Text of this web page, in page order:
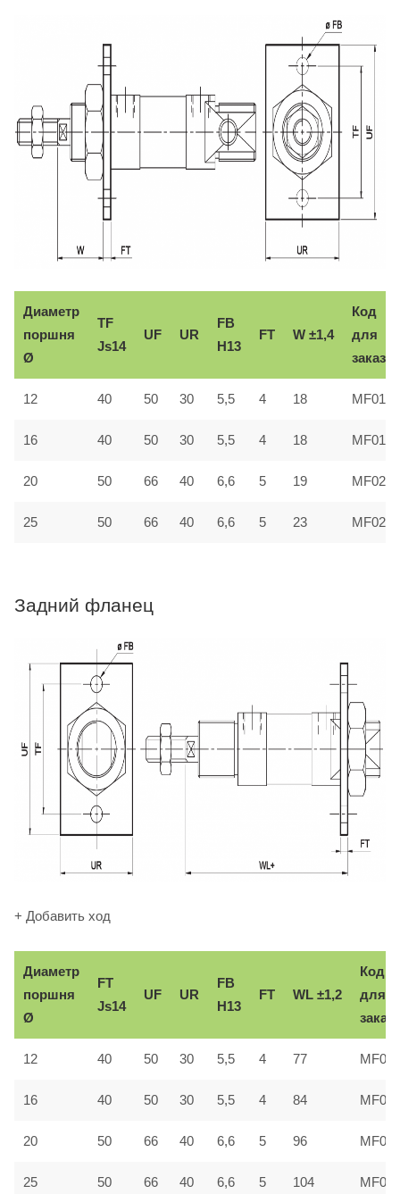
Диаметр
поршня
Ø
TF
Js14
UF UR
FB
H13
FT W ±1,4
Код
для
заказа
12 40 50 30 5,5 4 18 MF016
16 40 50 30 5,5 4 18 MF016
20 50 66 40 6,6 5 19 MF022
25 50 66 40 6,6 5 23 MF022
Задний фланец
+ Добавить ход
Диаметр
поршня
Ø
FT
Js14
UF UR
FB
H13
FT WL ±1,2
Код
для
заказа
12 40 50 30 5,5 4 77 MF016
16 40 50 30 5,5 4 84 MF016
20 50 66 40 6,6 5 96 MF022
25 50 66 40 6,6 5 104 MF022